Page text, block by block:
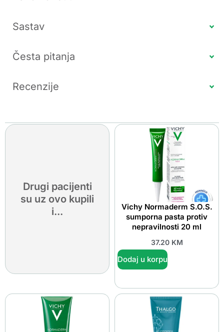
Sastav
Česta pitanja
Recenzije
Drugi pacijenti
su uz ovo kupili
i...
Vichy Normaderm S.O.S.
sumporna pasta protiv
nepravilnosti 20 ml
37.20 KM
Dodaj u korpu